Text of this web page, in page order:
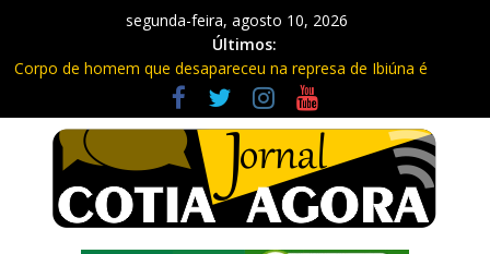
segunda-feira, agosto 10, 2026
Últimos:
Corpo de homem que desapareceu na represa de Ibiúna é
Ladrão é preso em Cotia após furtar 45 metros de fios
Previsão do tempo: Semana em Cotia terá frio, calor e ar seco
Obras de duplicação da Bunjiro Nakao avançam só 30%
Trabalhadores viviam em barracos e em condições precárias em